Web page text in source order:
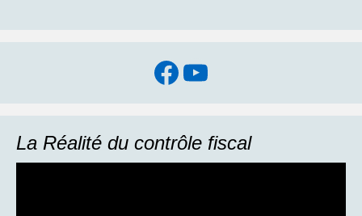
Facebook
YouTube
La Réalité du contrôle fiscal